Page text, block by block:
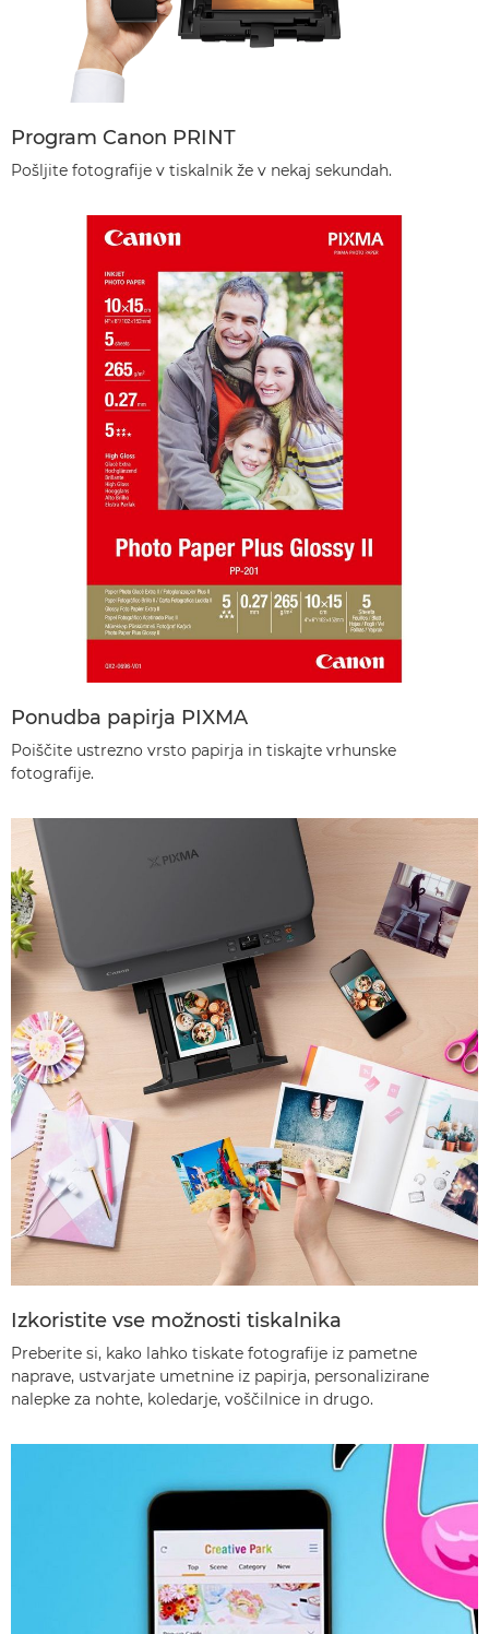
Program Canon PRINT
Pošljite fotografije v tiskalnik že v nekaj sekundah.
Ponudba papirja PIXMA
Poiščite ustrezno vrsto papirja in tiskajte vrhunske
fotografije.
Izkoristite vse možnosti tiskalnika
Preberite si, kako lahko tiskate fotografije iz pametne
naprave, ustvarjate umetnine iz papirja, personalizirane
nalepke za nohte, koledarje, voščilnice in drugo.